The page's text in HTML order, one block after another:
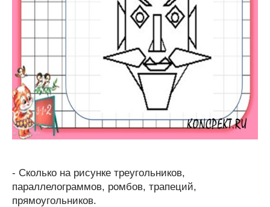
- Сколько на рисунке треугольников,
параллелограммов, ромбов, трапеций,
прямоугольников.